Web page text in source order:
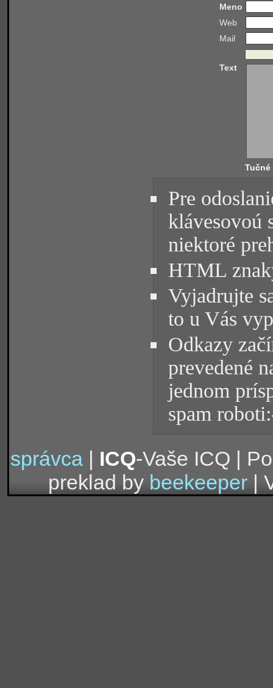
Meno
Web
Mail
Text
Tučné
Pre
klávesovoú
niektoré
HTML
Vyjadrujte
to u Vás
Odkazy
prevedené
jednom
spam
správca| ICQ-Vaše ICQ |
preklad by beekeeper |